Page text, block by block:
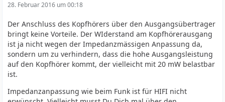
28. Februar 2016 um 00:18
Der Anschluss des Kopfhörers über den Ausgangsübertrager
bringt keine Vorteile. Der WIderstand am Kopfhörerausgang
ist ja nicht wegen der Impedanzmässigen Anpassung da,
sondern um zu verhindern, dass die hohe Ausgangsleistung
auf den Kopfhörer kommt, der vielleicht mit 20 mW belastbar
ist.
Impedanzanpassung wie beim Funk ist für HIFI nicht